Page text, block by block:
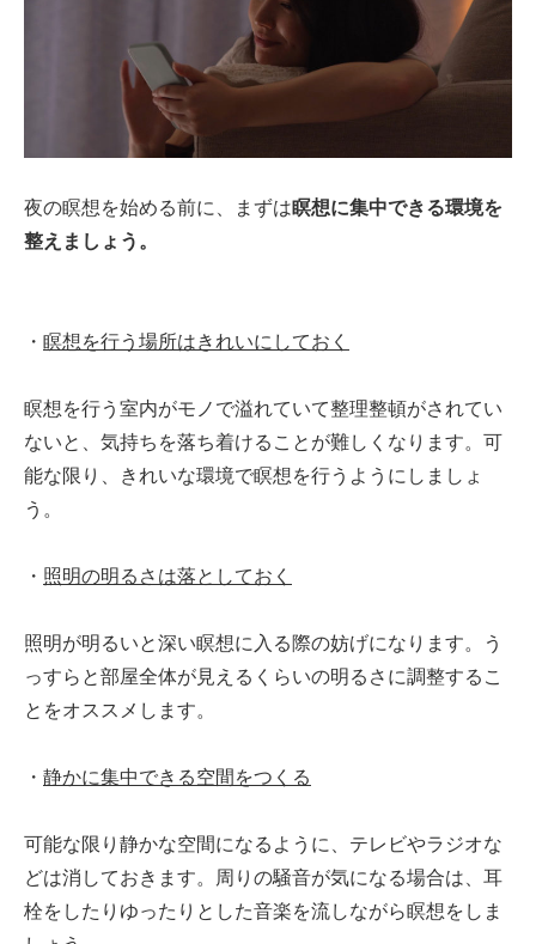
夜の瞑想を始める前に、まずは瞑想に集中できる環境を
整えましょう。
・ 瞑想を行う場所はきれいにしておく
瞑想を行う室内がモノで溢れていて整理整頓がされてい
ないと、気持ちを落ち着けることが難しくなります。可
能な限り、きれいな環境で瞑想を行うようにしましょ
う。
・ 照明の明るさは落としておく
照明が明るいと深い瞑想に入る際の妨げになります。う
っすらと部屋全体が見えるくらいの明るさに調整するこ
とをオススメします。
・ 静かに集中できる空間をつくる
可能な限り静かな空間になるように、テレビやラジオな
どは消しておきます。周りの騒音が気になる場合は、耳
栓をしたりゆったりとした音楽を流しながら瞑想をしま